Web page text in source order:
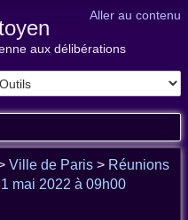
Aller au contenu
aux délibérations
Ville de Paris > Réunions
mai 2022 à 09h00